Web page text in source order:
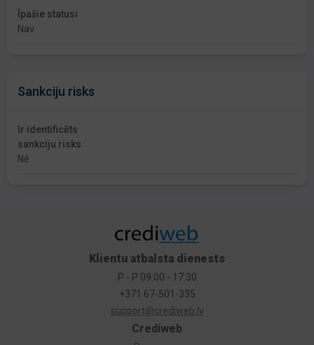
Īpašie statusi
Nav
Sankciju risks
Ir identificēts
sankciju risks
Nē
Crediweb
Klientu atbalsta dienests
P - P 09:00 - 17:30
+371 67-501-335
support@crediweb.lv